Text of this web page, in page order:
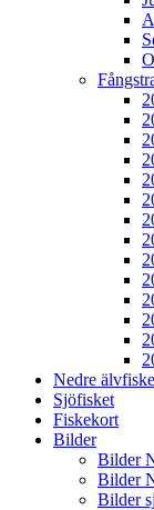
Nedre
Sjöfisket
Fiskekort
Bilder
Bilder
Bilder
Bilder